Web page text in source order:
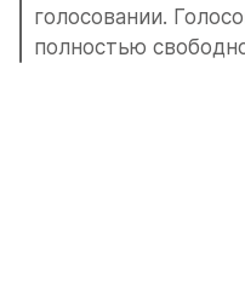
голосовании.
полностью